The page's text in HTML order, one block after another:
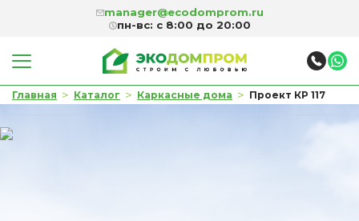
manager@ecodomprom.ru
пн-вс: с 8:00 до 20:00
Главная > Каталог > Каркасные дома > Проект КР 117